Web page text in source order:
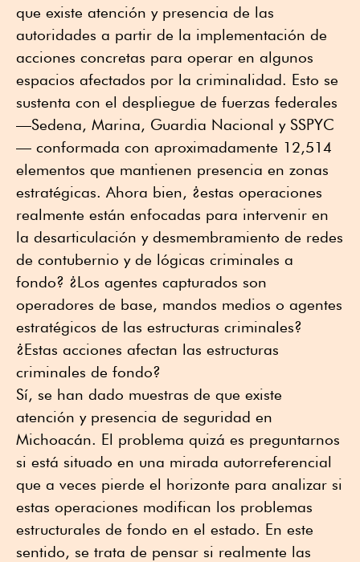
que existe atención y presencia de las
autoridades a partir de la implementación de
acciones concretas para operar en algunos
espacios afectados por la criminalidad. Esto se
sustenta con el despliegue de fuerzas federales
—Sedena, Marina, Guardia Nacional y SSPYC
— conformada con aproximadamente 12,514
elementos que mantienen presencia en zonas
estratégicas. Ahora bien, ¿estas operaciones
realmente están enfocadas para intervenir en
la desarticulación y desmembramiento de redes
de contubernio y de lógicas criminales a
fondo? ¿Los agentes capturados son
operadores de base, mandos medios o agentes
estratégicos de las estructuras criminales?
¿Estas acciones afectan las estructuras
criminales de fondo?
Sí, se han dado muestras de que existe
atención y presencia de seguridad en
Michoacán. El problema quizá es preguntarnos
si está situado en una mirada autorreferencial
que a veces pierde el horizonte para analizar si
estas operaciones modifican los problemas
estructurales de fondo en el estado. En este
sentido, se trata de pensar si realmente las